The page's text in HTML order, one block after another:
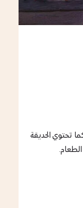
تحتوي الحديقة